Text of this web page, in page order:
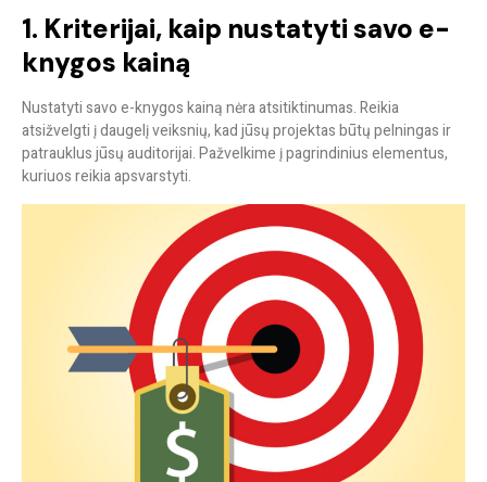
1. Kriterijai, kaip nustatyti savo e-
knygos kainą
Nustatyti savo e-knygos kainą nėra atsitiktinumas. Reikia
atsižvelgti į daugelį veiksnių, kad jūsų projektas būtų pelningas ir
patrauklus jūsų auditorijai. Pažvelkime į pagrindinius elementus,
kuriuos reikia apsvarstyti.